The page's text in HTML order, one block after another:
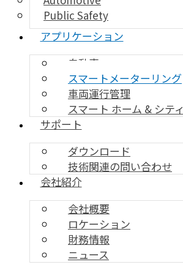
Public Safety
アプリケーション
自動車
スマートメーターリング
車両運行管理
スマート ホーム & シティ
サポート
ダウンロード
技術関連の問い合わせ
会社紹介
会社概要
ロケーション
財務情報
ニュース